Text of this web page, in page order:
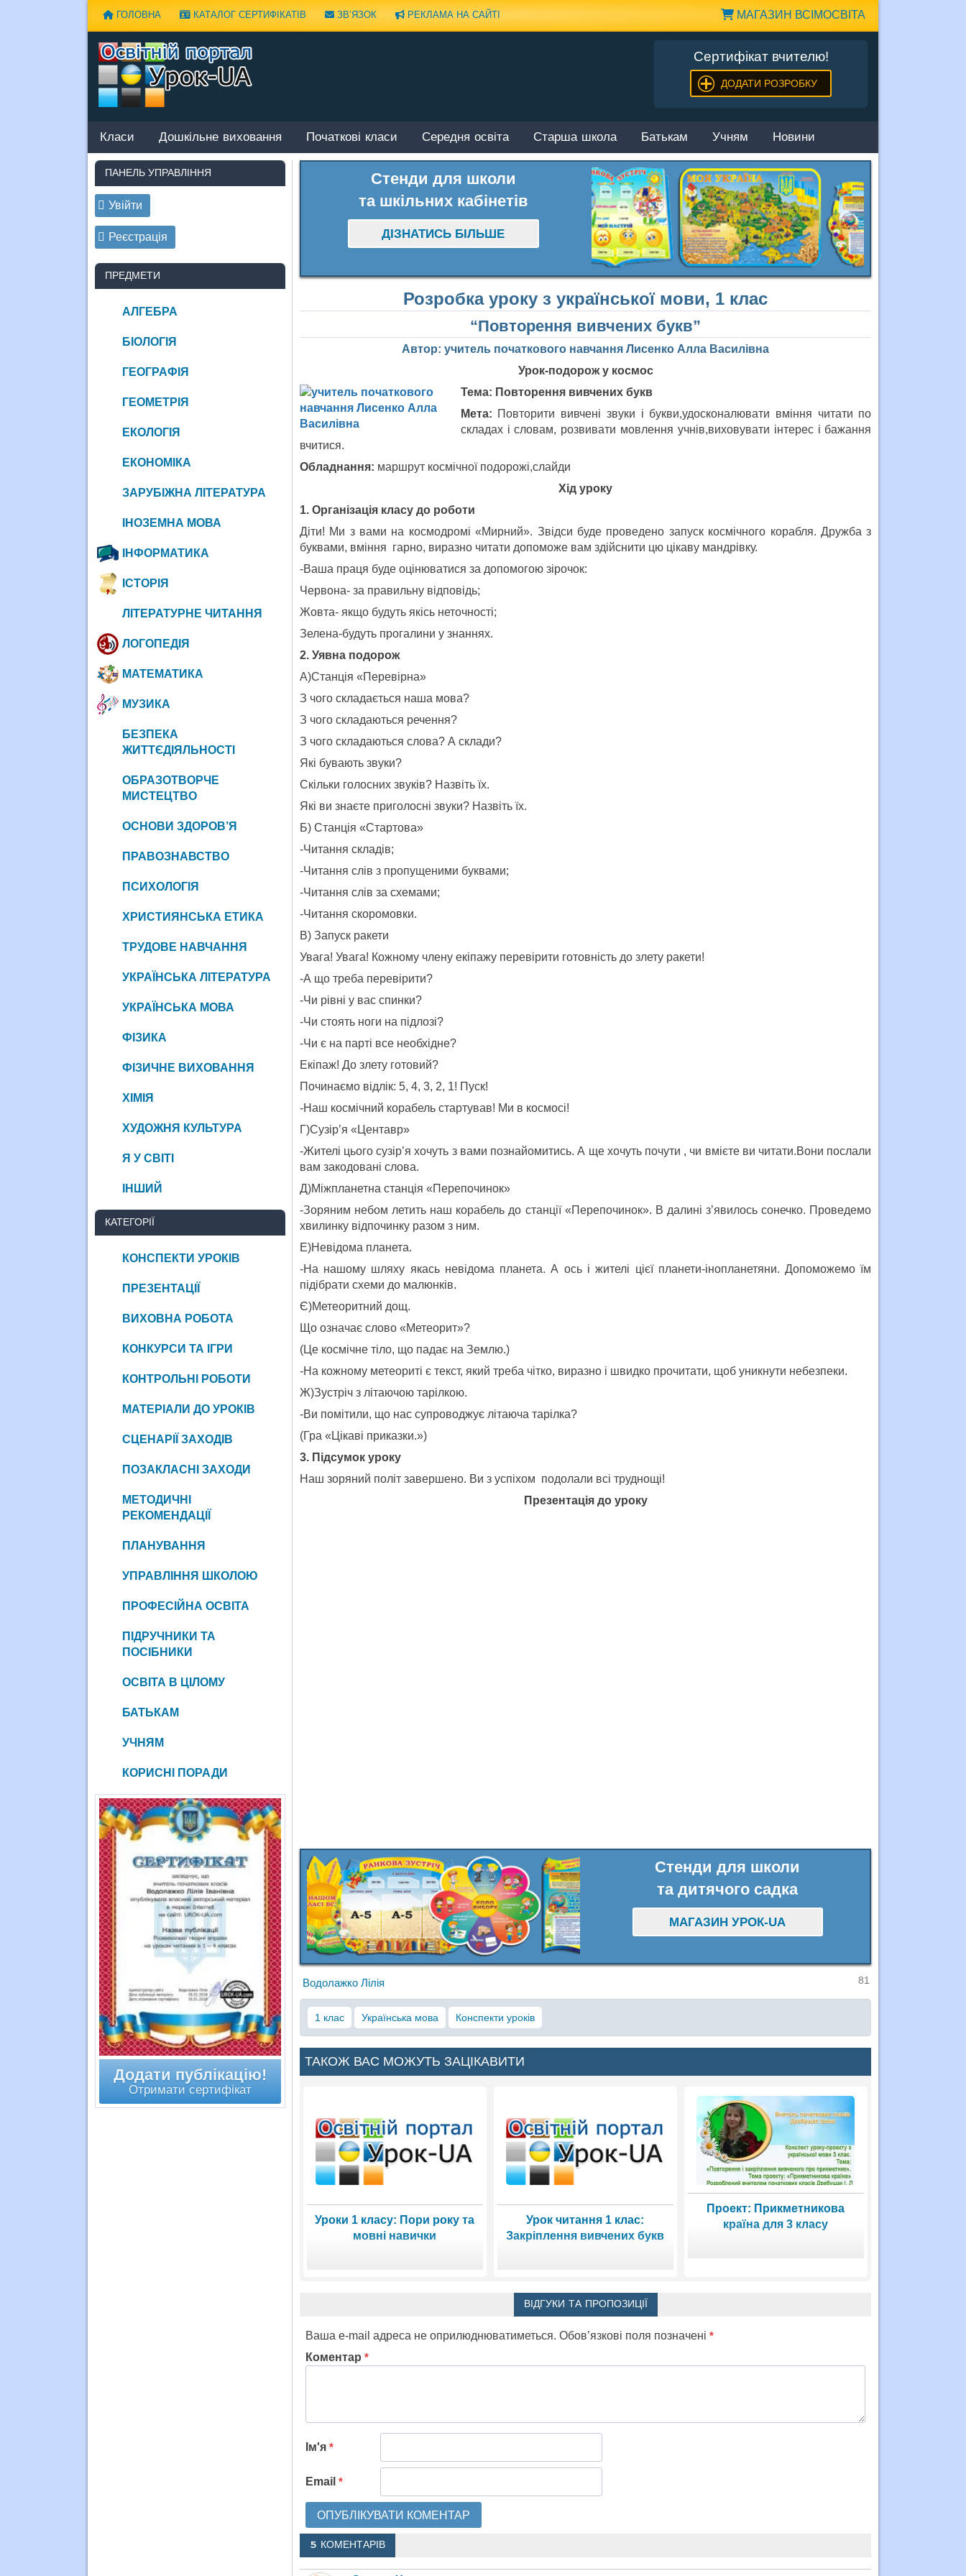
МАГАЗИН ВСІМОСВІТА
ГОЛОВНА КАТАЛОГ СЕРТИФІКАТІВ ЗВ’ЯЗОК РЕКЛАМА НА САЙТІ
Сертифікат вчителю!
ДОДАТИ РОЗРОБКУ
Класи Дошкільне виховання Початкові класи Середня освіта Старша школа Батькам Учням Новини
Стенди для школи
та шкільних кабінетів
ДІЗНАТИСЬ БІЛЬШЕ
Розробка уроку з української мови, 1 клас
“Повторення вивчених букв”
Автор: учитель початкового навчання Лисенко Алла Василівна
Урок-подорож у космос
Тема: Повторення вивчених букв
Мета: Повторити вивчені звуки і букви,удосконалювати вміння читати по
складах і словам, розвивати мовлення учнів,виховувати інтерес і бажання
вчитися.
Обладнання: маршрут космічної подорожі,слайди
Хід уроку
1. Організація класу до роботи
Діти! Ми з вами на космодромі «Мирний». Звідси буде проведено запуск космічного корабля. Дружба з
буквами, вміння гарно, виразно читати допоможе вам здійснити цю цікаву мандрівку.
-Ваша праця буде оцінюватися за допомогою зірочок:
Червона- за правильну відповідь;
Жовта- якщо будуть якісь неточності;
Зелена-будуть прогалини у знаннях.
2. Уявна подорож
А)Станція «Перевірна»
З чого складається наша мова?
З чого складаються речення?
З чого складаються слова? А склади?
Які бувають звуки?
Скільки голосних звуків? Назвіть їх.
Які ви знаєте приголосні звуки? Назвіть їх.
Б) Станція «Стартова»
-Читання складів;
-Читання слів з пропущеними буквами;
-Читання слів за схемами;
-Читання скоромовки.
В) Запуск ракети
Увага! Увага! Кожному члену екіпажу перевірити готовність до злету ракети!
-А що треба перевірити?
-Чи рівні у вас спинки?
-Чи стоять ноги на підлозі?
-Чи є на парті все необхідне?
Екіпаж! До злету готовий?
Починаємо відлік: 5, 4, 3, 2, 1! Пуск!
-Наш космічний корабель стартував! Ми в космосі!
Г)Сузір’я «Центавр»
-Жителі цього сузір’я хочуть з вами познайомитись. А ще хочуть почути , чи вмієте ви читати.Вони послали
вам закодовані слова.
Д)Міжпланетна станція «Перепочинок»
-Зоряним небом летить наш корабель до станції «Перепочинок». В далині з’явилось сонечко. Проведемо
хвилинку відпочинку разом з ним.
Е)Невідома планета.
-На нашому шляху якась невідома планета. А ось і жителі цієї планети-інопланетяни. Допоможемо їм
підібрати схеми до малюнків.
Є)Метеоритний дощ.
Що означає слово «Метеорит»?
(Це космічне тіло, що падає на Землю.)
-На кожному метеориті є текст, який треба чітко, виразно і швидко прочитати, щоб уникнути небезпеки.
Ж)Зустріч з літаючою тарілкою.
-Ви помітили, що нас супроводжує літаюча тарілка?
(Гра «Цікаві приказки.»)
3. Підсумок уроку
Наш зоряний політ завершено. Ви з успіхом подолали всі труднощі!
Презентація до уроку
Стенди для школи
та дитячого садка
МАГАЗИН УРОК-UA
Водолажко Лілія 81
1 клас Українська мова Конспекти уроків
ТАКОЖ ВАС МОЖУТЬ ЗАЦІКАВИТИ
Уроки 1 класу: Пори року та
мовні навички
Урок читання 1 клас:
Закріплення вивчених букв
Проект: Прикметникова
країна для 3 класу
ВІДГУКИ ТА ПРОПОЗИЦІЇ
Ваша e-mail адреса не оприлюднюватиметься. Обов’язкові поля позначені *
Коментар *
Ім'я *
Email *
5 КОМЕНТАРІВ
ПАНЕЛЬ УПРАВЛІННЯ
Увійти
Реєстрація
ПРЕДМЕТИ
АЛГЕБРА
БІОЛОГІЯ
ГЕОГРАФІЯ
ГЕОМЕТРІЯ
ЕКОЛОГІЯ
ЕКОНОМІКА
ЗАРУБІЖНА ЛІТЕРАТУРА
ІНОЗЕМНА МОВА
ІНФОРМАТИКА
ІСТОРІЯ
ЛІТЕРАТУРНЕ ЧИТАННЯ
ЛОГОПЕДІЯ
МАТЕМАТИКА
МУЗИКА
БЕЗПЕКА
ЖИТТЄДІЯЛЬНОСТІ
ОБРАЗОТВОРЧЕ
МИСТЕЦТВО
ОСНОВИ ЗДОРОВ’Я
ПРАВОЗНАВСТВО
ПСИХОЛОГІЯ
ХРИСТИЯНСЬКА ЕТИКА
ТРУДОВЕ НАВЧАННЯ
УКРАЇНСЬКА ЛІТЕРАТУРА
УКРАЇНСЬКА МОВА
ФІЗИКА
ФІЗИЧНЕ ВИХОВАННЯ
ХІМІЯ
ХУДОЖНЯ КУЛЬТУРА
Я У СВІТІ
ІНШИЙ
КАТЕГОРІЇ
КОНСПЕКТИ УРОКІВ
ПРЕЗЕНТАЦІЇ
ВИХОВНА РОБОТА
КОНКУРСИ ТА ІГРИ
КОНТРОЛЬНІ РОБОТИ
МАТЕРІАЛИ ДО УРОКІВ
СЦЕНАРІЇ ЗАХОДІВ
ПОЗАКЛАСНІ ЗАХОДИ
МЕТОДИЧНІ
РЕКОМЕНДАЦІЇ
ПЛАНУВАННЯ
УПРАВЛІННЯ ШКОЛОЮ
ПРОФЕСІЙНА ОСВІТА
ПІДРУЧНИКИ ТА
ПОСІБНИКИ
ОСВІТА В ЦІЛОМУ
БАТЬКАМ
УЧНЯМ
КОРИСНІ ПОРАДИ
Додати публікацію!
Отримати сертифікат